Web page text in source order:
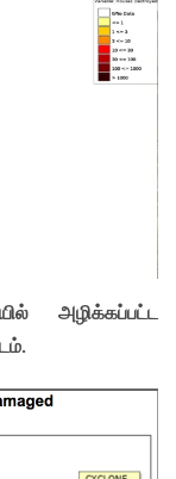
அழிக்கப்பட்ட